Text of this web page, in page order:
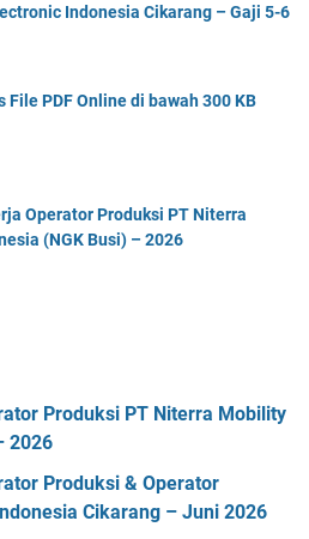
Indonesia Cikarang – Gaji 5-6
File PDF Online di bawah 300 KB
Operator Produksi PT Niterra
(NGK Busi) – 2026
Produksi PT Niterra Mobility
2026
Produksi & Operator
Cikarang – Juni 2026